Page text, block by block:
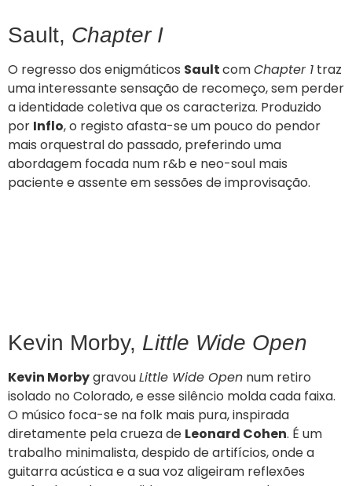
Sault, Chapter I
O regresso dos enigmáticos SaultcomChapter 1 traz
uma interessante sensação de recomeço, sem perder
a identidade coletiva que os caracteriza. Produzido
por Inflo, o registo afasta-se um pouco do pendor
mais orquestral do passado, preferindo uma
abordagem focada num r&b e neo-soul mais
paciente e assente em sessões de improvisação.
Kevin Morby, Little Wide Open
Kevin MorbygravouLittle Wide Open num retiro
isolado no Colorado, e esse silêncio molda cada faixa.
O músico foca-se na folk mais pura, inspirada
diretamente pela crueza de Leonard Cohen. É um
trabalho minimalista, despido de artifícios, onde a
guitarra acústica e a sua voz aligeiram reflexões